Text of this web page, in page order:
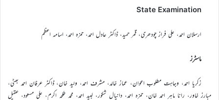
State Examination
ارسلان احمد، علی فراز چودھری، قمر حمید، ڈاکٹر عادل احمد، حمزہ احمد، اسامہ اعظم
ماسٹرز
زکریا احمد، وجاہت مطلوب اعوان، عماز خالد، مشرف احمد، ولید خان، ڈاکٹر عرفان احمد بھٹی،
مبارز خاور، رانا ماہر احمد خان، حمزہ احمد، دانیال شکور، لبید احمد، محمد طلحہ اکرم، علی مسعود، عقیل